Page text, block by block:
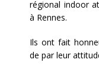
régional indoor
à Rennes.
Ils ont fait
de par leur